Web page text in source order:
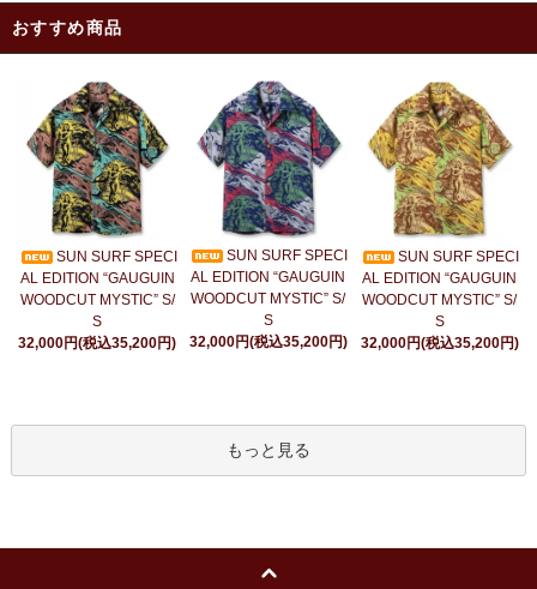
おすすめ商品
SUN SURF SPECI
AL EDITION “GAUGUIN
WOODCUT MYSTIC” S/
S
32,000円(税込35,200円)
SUN SURF SPECI
AL EDITION “GAUGUIN
WOODCUT MYSTIC” S/
S
32,000円(税込35,200円)
SUN SURF SPECI
AL EDITION “GAUGUIN
WOODCUT MYSTIC” S/
S
32,000円(税込35,200円)
もっと見る